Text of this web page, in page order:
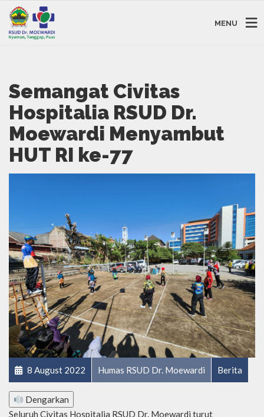
MENU
Semangat Civitas
Hospitalia RSUD Dr.
Moewardi Menyambut
HUT RI ke-77
8 August 2022 Humas RSUD Dr. Moewardi Berita
Dengarkan
Seluruh Civitas Hospitalia RSUD Dr. Moewardi turut